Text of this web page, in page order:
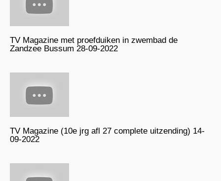
TV Magazine met proefduiken in zwembad de
Zandzee Bussum 28-09-2022
TV Magazine (10e jrg afl 27 complete uitzending) 14-
09-2022